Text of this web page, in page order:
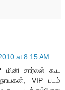
at 8:15 AM
சார்லஸ் கூட
VIP படம்